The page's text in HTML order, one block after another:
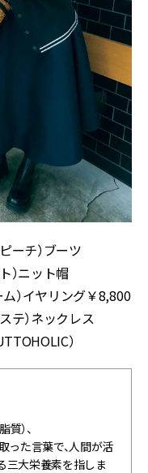
ーチ）ブーツ
）ニット帽
）イヤリング￥8,800
テ）ネックレス
）
質）、
った言葉で、人間が活
三大栄養素を指しま